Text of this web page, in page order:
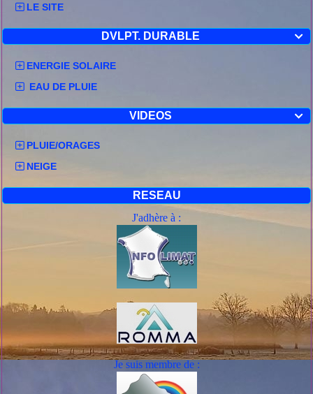
LE SITE

DVLPT. DURABLE
ENERGIE SOLAIRE
EAU DE PLUIE

VIDEOS
PLUIE/ORAGES
NEIGE
RESEAU
J'adhère à :
Je suis membre de :